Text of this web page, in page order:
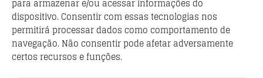
para armazenar e/ou acessar informações do
dispositivo. Consentir com essas tecnologias nos
permitirá processar dados como comportamento de
navegação. Não consentir pode afetar adversamente
certos recursos e funções.
campos de futebol romanistas.
Bem no início da carreira, ele foi emprestado
para oVerona, mas depois retornou à